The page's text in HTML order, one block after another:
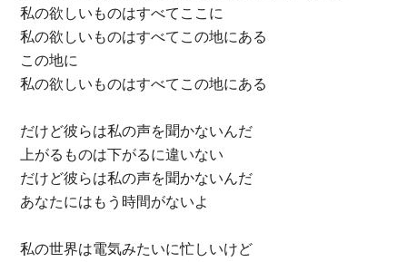
私の欲しいものはすべてここに
私の欲しいものはすべてこの地にある
この地に
私の欲しいものはすべてこの地にある
だけど彼らは私の声を聞かないんだ
上がるものは下がるに違いない
だけど彼らは私の声を聞かないんだ
あなたにはもう時間がないよ
私の世界は電気みたいに忙しいけど